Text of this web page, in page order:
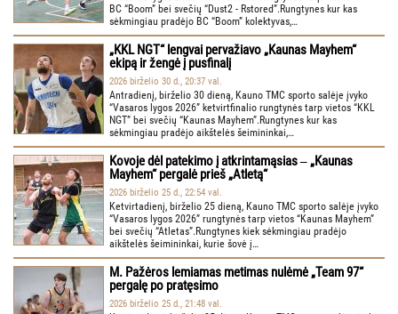
BC “Boom” bei svečių “Dust2 - Rstored”.Rungtynes kur kas
sėkmingiau pradėjo BC “Boom” kolektyvas,…
„KKL NGT“ lengvai pervažiavo „Kaunas Mayhem“
ekipą ir žengė į pusfinalį
2026 birželio 30 d., 20:37 val.
Antradienį, birželio 30 dieną, Kauno TMC sporto salėje įvyko
“Vasaros lygos 2026” ketvirtfinalio rungtynės tarp vietos “KKL
NGT” bei svečių “Kaunas Mayhem”.Rungtynes kur kas
sėkmingiau pradėjo aikštelės šeimininkai,…
Kovoje dėl patekimo į atkrintamąsias ‒ „Kaunas
Mayhem“ pergalė prieš „Atletą“
2026 birželio 25 d., 22:54 val.
Ketvirtadienį, birželio 25 dieną, Kauno TMC sporto salėje įvyko
“Vasaros lygos 2026” rungtynės tarp vietos “Kaunas Mayhem”
bei svečių “Atletas”.Rungtynes kiek sėkmingiau pradėjo
aikštelės šeimininkai, kurie šovė į…
M. Pažėros lemiamas metimas nulėmė „Team 97“
pergalę po pratęsimo
2026 birželio 25 d., 21:48 val.